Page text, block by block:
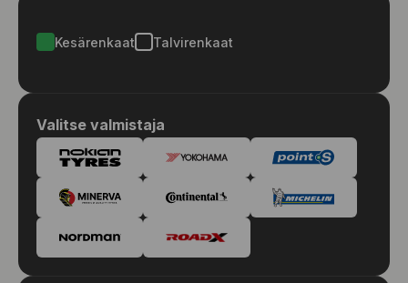
Kesärenkaat Talvirenkaat
Valitse valmistaja